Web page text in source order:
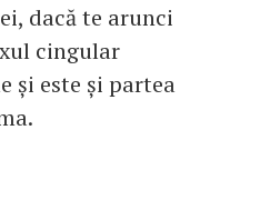
dacă te arunci
cingular
și este și partea